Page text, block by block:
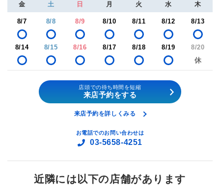
金 土 日 月 火 水 木
8/7 8/8 8/9 8/10 8/11 8/12 8/13
8/14 8/15 8/16 8/17 8/18 8/19 8/20
店頭での待ち時間を短縮
来店予約をする
来店予約を詳しくみる
お電話でのお問い合わせは
03-5658-4251
近隣には以下の店舗があります